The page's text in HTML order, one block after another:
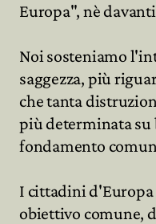
Europa", nè
Noi sosteniamo
saggezza, più
che tanta
più determinata su
fondamento
I cittadini d'Europa
obiettivo comune,